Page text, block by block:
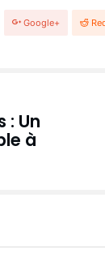
Google+
: Un
à